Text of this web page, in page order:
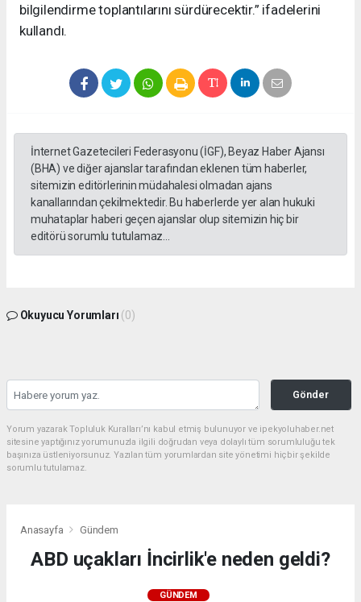
bilgilendirme toplantılarını sürdürecektir.” ifadelerini
kullandı.
İnternet Gazetecileri Federasyonu (İGF), Beyaz Haber Ajansı
(BHA) ve diğer ajanslar tarafından eklenen tüm haberler,
sitemizin editörlerinin müdahalesi olmadan ajans
kanallarından çekilmektedir. Bu haberlerde yer alan hukuki
muhataplar haberi geçen ajanslar olup sitemizin hiç bir
editörü sorumlu tutulamaz...
Okuyucu Yorumları (0)
Gönder
Yorum yazarak Topluluk Kuralları’nı kabul etmiş bulunuyor ve ipekyoluhaber.net
sitesine yaptığınız yorumunuzla ilgili doğrudan veya dolaylı tüm sorumluluğu tek
başınıza üstleniyorsunuz. Yazılan tüm yorumlardan site yönetimi hiçbir şekilde
sorumlu tutulamaz.
Anasayfa Gündem
ABD uçakları İncirlik'e neden geldi?
GÜNDEM